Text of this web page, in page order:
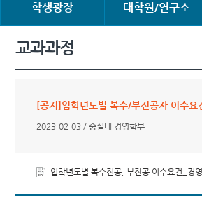
학생광장 대학원/연구소
교과과정
[공지]입학년도별 복수/부전공자 이수요
2023-02-03 / 숭실대 경영학부